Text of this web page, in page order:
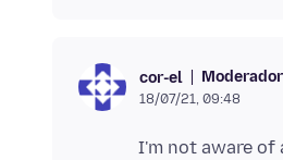
cor-el Moderador
18/07/21, 09:48
I'm not aware of